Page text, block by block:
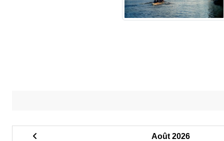
Août 2026